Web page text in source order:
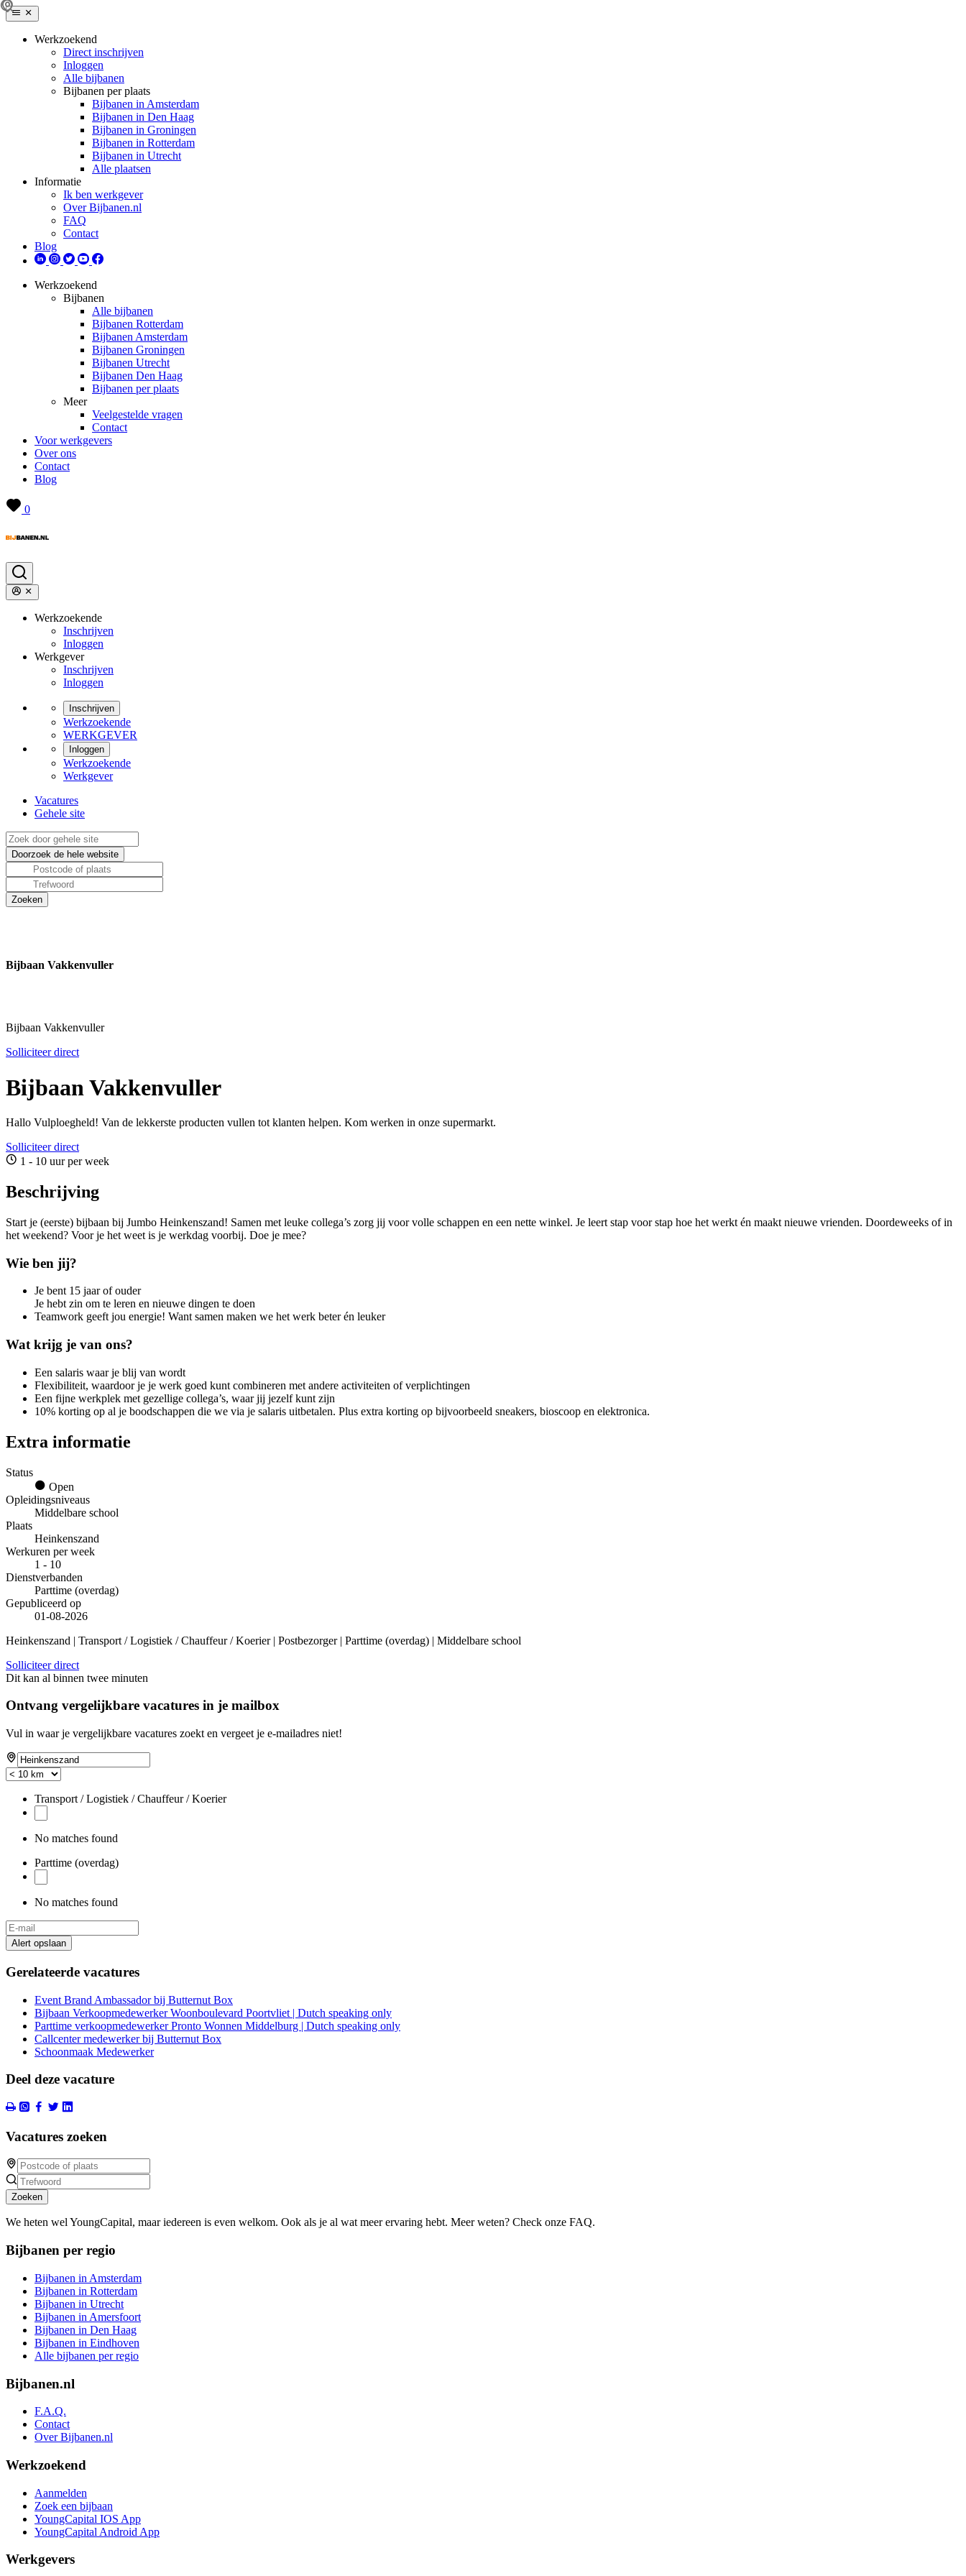
Werkzoekend
Direct inschrijven
Inloggen
Alle bijbanen
Bijbanen per plaats
Bijbanen in Amsterdam
Bijbanen in Den Haag
Bijbanen in Groningen
Bijbanen in Rotterdam
Bijbanen in Utrecht
Alle plaatsen
Informatie
Ik ben werkgever
Over Bijbanen.nl
FAQ
Contact
Blog
Werkzoekend
Bijbanen
Alle bijbanen
Bijbanen Rotterdam
Bijbanen Amsterdam
Bijbanen Groningen
Bijbanen Utrecht
Bijbanen Den Haag
Bijbanen per plaats
Meer
Veelgestelde vragen
Contact
Voor werkgevers
Over ons
Contact
Blog
0
Werkzoekende
Inschrijven
Inloggen
Werkgever
Inschrijven
Inloggen
Inschrijven
Werkzoekende
WERKGEVER
Inloggen
Werkzoekende
Werkgever
Vacatures
Gehele site
Bijbaan Vakkenvuller
Bijbaan Vakkenvuller
Solliciteer direct
Bijbaan Vakkenvuller
Hallo Vulploegheld! Van de lekkerste producten vullen tot klanten helpen. Kom werken in onze supermarkt.
Solliciteer direct
1 - 10 uur per week
Beschrijving
Start je (eerste) bijbaan bij Jumbo Heinkenszand! Samen met leuke collega’s zorg jij voor volle schappen en een nette winkel. Je leert stap voor stap hoe het werkt én maakt nieuwe vrienden. Doordeweeks of in
het weekend? Voor je het weet is je werkdag voorbij. Doe je mee?
Wie ben jij?
Je bent 15 jaar of ouder
Je hebt zin om te leren en nieuwe dingen te doen
Teamwork geeft jou energie! Want samen maken we het werk beter én leuker
Wat krijg je van ons?
Een salaris waar je blij van wordt
Flexibiliteit, waardoor je je werk goed kunt combineren met andere activiteiten of verplichtingen
Een fijne werkplek met gezellige collega’s, waar jij jezelf kunt zijn
10% korting op al je boodschappen die we via je salaris uitbetalen. Plus extra korting op bijvoorbeeld sneakers, bioscoop en elektronica.
Extra informatie
Status
Open
Opleidingsniveaus
Middelbare school
Plaats
Heinkenszand
Werkuren per week
1 - 10
Dienstverbanden
Parttime (overdag)
Gepubliceerd op
01-08-2026
Heinkenszand | Transport / Logistiek / Chauffeur / Koerier | Postbezorger | Parttime (overdag) | Middelbare school
Solliciteer direct
Dit kan al binnen twee minuten
Ontvang vergelijkbare vacatures in je mailbox
Vul in waar je vergelijkbare vacatures zoekt en vergeet je e-mailadres niet!
Transport / Logistiek / Chauffeur / Koerier
No matches found
Parttime (overdag)
No matches found
Alert opslaan
Gerelateerde vacatures
Event Brand Ambassador bij Butternut Box
Bijbaan Verkoopmedewerker Woonboulevard Poortvliet | Dutch speaking only
Parttime verkoopmedewerker Pronto Wonnen Middelburg | Dutch speaking only
Callcenter medewerker bij Butternut Box
Schoonmaak Medewerker
Deel deze vacature
Vacatures zoeken
Zoeken
We heten wel YoungCapital, maar iedereen is even welkom. Ook als je al wat meer ervaring hebt. Meer weten? Check onze FAQ.
Bijbanen per regio
Bijbanen in Amsterdam
Bijbanen in Rotterdam
Bijbanen in Utrecht
Bijbanen in Amersfoort
Bijbanen in Den Haag
Bijbanen in Eindhoven
Alle bijbanen per regio
Bijbanen.nl
F.A.Q.
Contact
Over Bijbanen.nl
Werkzoekend
Aanmelden
Zoek een bijbaan
YoungCapital IOS App
YoungCapital Android App
Werkgevers